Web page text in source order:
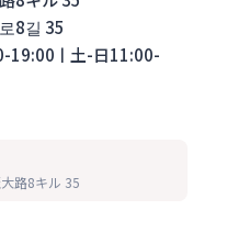
8길 35
19:00ㅣ土-日11:00-
路8キル 35